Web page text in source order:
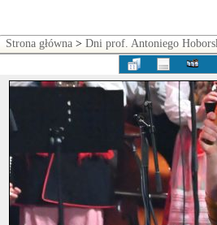
Strona główna > Dni prof. Antoniego